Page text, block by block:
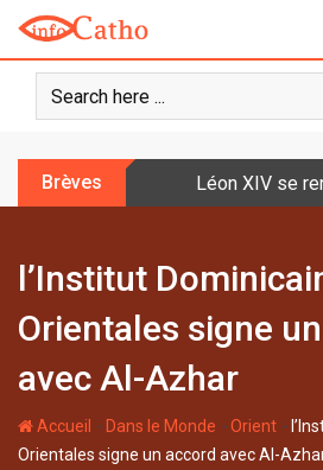
o
Brèves Léon XIV se
l’Institut
Orientales signe
avec Al-Azhar
Accueil - Dans le Monde -Orient -
Orientales signe un accord avec Al-